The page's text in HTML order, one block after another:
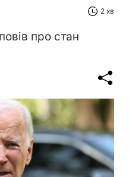
2 хв
про стан